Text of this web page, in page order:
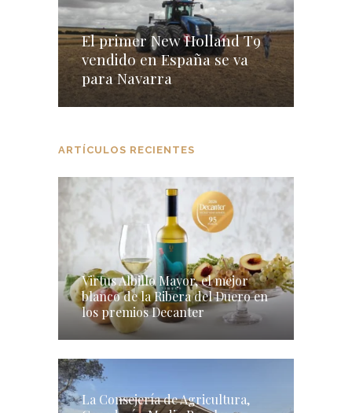
El primer New Holland T9
vendido en España se va
para Navarra
ARTÍCULOS RECIENTES
Virtus Albillo Mayor, el mejor
blanco de la Ribera del Duero en
los premios Decanter
La Consejería de Agricultura,